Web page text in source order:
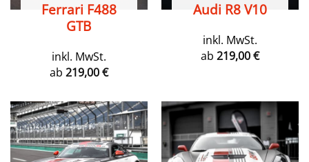
Ferrari F488
GTB
inkl. MwSt.
ab 219,00€
Audi R8 V10
inkl. MwSt.
ab 219,00€